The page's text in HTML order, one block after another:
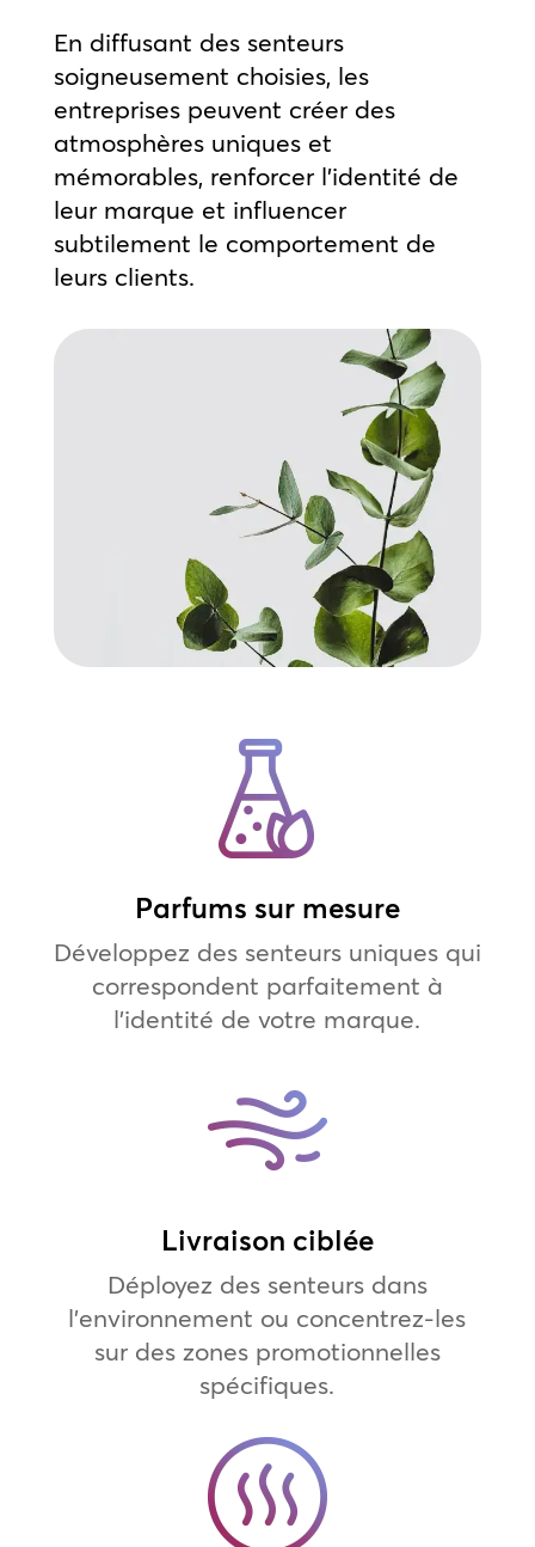
En diffusant des senteurs
soigneusement choisies, les
entreprises peuvent créer des
atmosphères uniques et
mémorables, renforcer l’identité de
leur marque et influencer
subtilement le comportement de
leurs clients.
Parfums sur mesure
Développez des senteurs uniques qui
correspondent parfaitement à
l’identité de votre marque.
Livraison ciblée
Déployez des senteurs dans
l’environnement ou concentrez-les
sur des zones promotionnelles
spécifiques.